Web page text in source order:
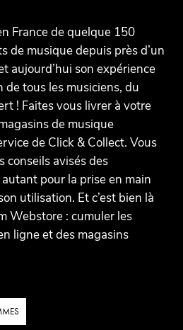
France de quelque 150
de musique depuis près d’un
aujourd’hui son expérience
tous les musiciens, du
! Faites vous livrer à votre
de musique
de Click & Collect. Vous
conseils avisés des
pour la prise en main
utilisation. Et c’est bien là
Webstore : cumuler les
ligne et des magasins